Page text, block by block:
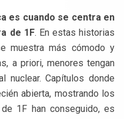
es cuando se centra en
de 1F. En estas historias
muestra más cómodo y
a priori, menores tengan
nuclear. Capítulos donde
abierta, mostrando los
1F han conseguido, es